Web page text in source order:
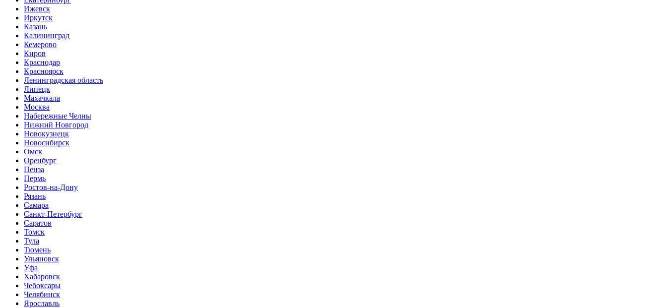
Ижевск
Иркутск
Казань
Калининград
Кемерово
Киров
Краснодар
Красноярск
Ленинградская область
Липецк
Махачкала
Москва
Набережные Челны
Нижний Новгород
Новокузнецк
Новосибирск
Омск
Оренбург
Пенза
Пермь
Ростов-на-Дону
Рязань
Самара
Санкт-Петербург
Саратов
Томск
Тула
Тюмень
Ульяновск
Уфа
Хабаровск
Чебоксары
Челябинск
Ярославль